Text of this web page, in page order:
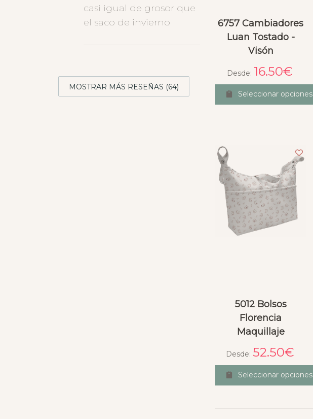
6757 Cambiadores
Luan Tostado -
Visón
Desde: 16.50€
Seleccionar opciones
5012 Bolsos
Florencia
Maquillaje
Desde: 52.50€
Seleccionar opciones
casi igual de grosor que
el saco de invierno
MOSTRAR MÁS RESEÑAS (64)